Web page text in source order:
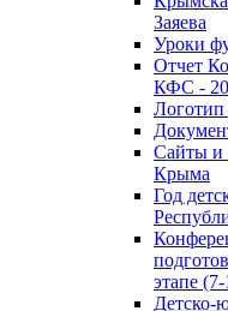
Заяева
Уроки
Отчет
КФС -
Сайты и
Крыма
Год
этапе
Детско-